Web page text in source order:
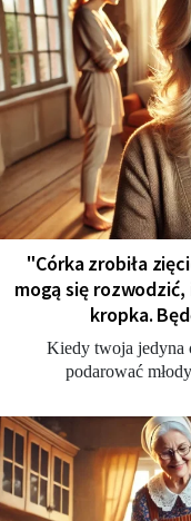
"Córka zrobiła
mogą się
kropka.
Kiedy twoja jedyna
podarować